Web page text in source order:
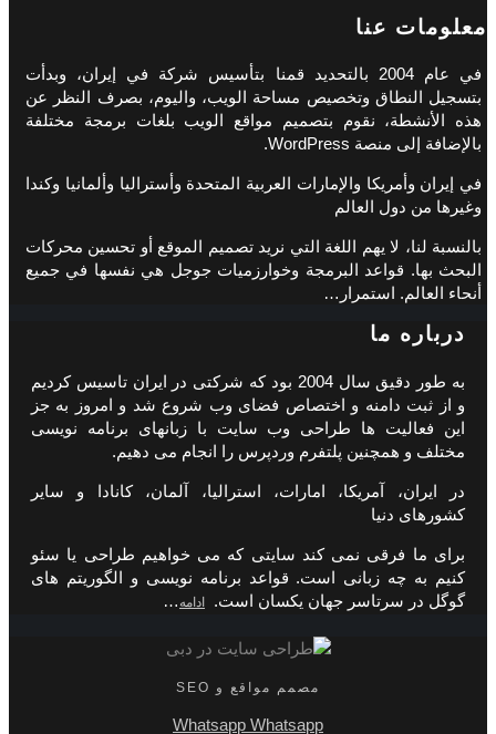
معلومات عنا
في عام 2004 بالتحديد قمنا بتأسيس شركة في إيران، وبدأت
بتسجيل النطاق وتخصيص مساحة الويب، واليوم، بصرف النظر عن
هذه الأنشطة، نقوم بتصميم مواقع الويب بلغات برمجة مختلفة
بالإضافة إلى منصة WordPress.
في إيران وأمريكا والإمارات العربية المتحدة وأستراليا وألمانيا وكندا
وغيرها من دول العالم
بالنسبة لنا، لا يهم اللغة التي نريد تصميم الموقع أو تحسين محركات
البحث بها. قواعد البرمجة وخوارزميات جوجل هي نفسها في جميع
أنحاء العالم. استمرار…
درباره ما
به طور دقیق سال 2004 بود که شرکتی در ایران تاسیس کردیم
و از ثبت دامنه و اختصاص فضای وب شروع شد و امروز به جز
این فعالیت ها طراحی وب سایت با زبانهای برنامه نویسی
مختلف و همچنین پلتفرم وردپرس را انجام می دهیم.
در ایران، آمریکا، امارات، استرالیا، آلمان، کانادا و سایر
کشورهای دنیا
برای ما فرقی نمی کند سایتی که می خواهیم طراحی یا سئو
کنیم به چه زبانی است. قواعد برنامه نویسی و الگوریتم های
گوگل در سرتاسر جهان یکسان است.
ادامه …
مصمم مواقع و SEO
Whatsapp Whatsapp